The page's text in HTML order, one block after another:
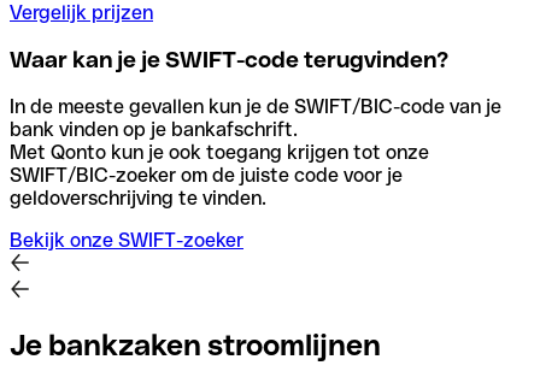
Vergelijk prijzen
Waar kan je je SWIFT-code terugvinden?
In de meeste gevallen kun je de SWIFT/BIC-code van je
bank vinden op je bankafschrift.
Met Qonto kun je ook toegang krijgen tot onze
SWIFT/BIC-zoeker om de juiste code voor je
geldoverschrijving te vinden.
Bekijk onze SWIFT-zoeker
Je bankzaken stroomlijnen